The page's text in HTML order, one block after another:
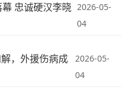
忠诚硬汉李晓 2026-05-
04
，外援伤病成
2026-05-
04